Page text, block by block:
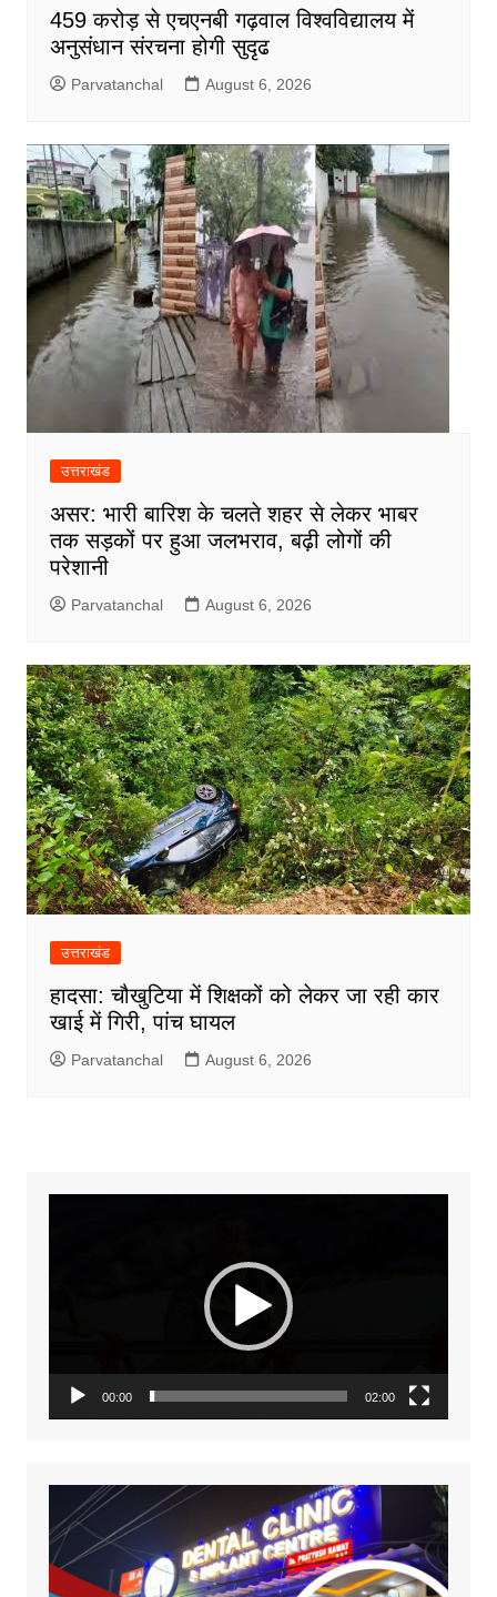
459 करोड़ से एचएनबी गढ़वाल विश्वविद्यालय में
अनुसंधान संरचना होगी सुदृढ
Parvatanchal August 6, 2026
उत्तराखंड
असर: भारी बारिश के चलते शहर से लेकर भाबर
तक सड़कों पर हुआ जलभराव, बढ़ी लोगों की
परेशानी
Parvatanchal August 6, 2026
उत्तराखंड
हादसा: चौखुटिया में शिक्षकों को लेकर जा रही कार
खाई में गिरी, पांच घायल
Parvatanchal August 6, 2026
00:00 02:00